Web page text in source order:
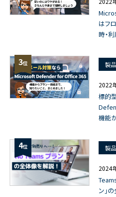
はフ
時・
3位 製
2022
標的
機能
4位 製
2024
ン」